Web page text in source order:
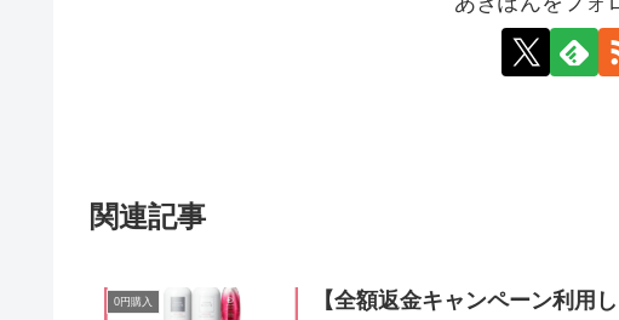
関連記事
0円購入
【全額返金キャンペーン利用